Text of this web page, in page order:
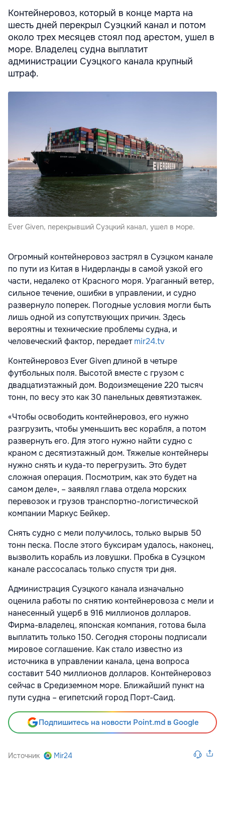
Контейнеровоз, который в конце марта на
шесть дней перекрыл Суэцкий канал и потом
около трех месяцев стоял под арестом, ушел в
море. Владелец судна выплатит
администрации Суэцкого канала крупный
штраф.
Ever Given, перекрывший Суэцкий канал, ушел в море.
Огромный контейнеровоз застрял в Суэцком канале
по пути из Китая в Нидерланды в самой узкой его
части, недалеко от Красного моря. Ураганный ветер,
сильное течение, ошибки в управлении, и судно
развернуло поперек. Погодные условия могли быть
лишь одной из сопутствующих причин. Здесь
вероятны и технические проблемы судна, и
человеческий фактор, передаетmir24.tv
Контейнеровоз Ever Given длиной в четыре
футбольных поля. Высотой вместе с грузом с
двадцатиэтажный дом. Водоизмещение 220 тысяч
тонн, по весу это как 30 панельных девятиэтажек.
«Чтобы освободить контейнеровоз, его нужно
разгрузить, чтобы уменьшить вес корабля, а потом
развернуть его. Для этого нужно найти судно с
краном с десятиэтажный дом. Тяжелые контейнеры
нужно снять и куда-то перегрузить. Это будет
сложная операция. Посмотрим, как это будет на
самом деле», – заявлял глава отдела морских
перевозок и грузов транспортно-логистической
компании Маркус Бейкер.
Снять судно с мели получилось, только вырыв 50
тонн песка. После этого буксирам удалось, наконец,
вызволить корабль из ловушки. Пробка в Суэцком
канале рассосалась только спустя три дня.
Администрация Суэцкого канала изначально
оценила работы по снятию контейнеровоза с мели и
нанесенный ущерб в 916 миллионов долларов.
Фирма-владелец, японская компания, готова была
выплатить только 150. Сегодня стороны подписали
мировое соглашение. Как стало известно из
источника в управлении канала, цена вопроса
составит 540 миллионов долларов. Контейнеровоз
сейчас в Средиземном море. Ближайший пункт на
пути судна – египетский город Порт-Саид.
Подпишитесь на новости Point.md в Google
Источник Mir24